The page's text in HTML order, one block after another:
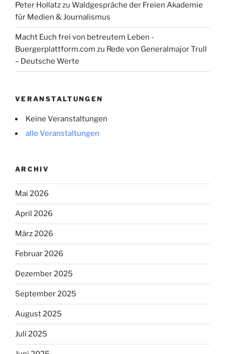
Peter Hollatzzu Waldgespräche der Freien Akademie
für Medien & Journalismus
Macht Euch frei von betreutem Leben -
Buergerplattform.com zu Rede von Generalmajor Trull
– Deutsche Werte
VERANSTALTUNGEN
Keine Veranstaltungen
alle Veranstaltungen
ARCHIV
Mai 2026
April 2026
März 2026
Februar 2026
Dezember 2025
September 2025
August 2025
Juli 2025